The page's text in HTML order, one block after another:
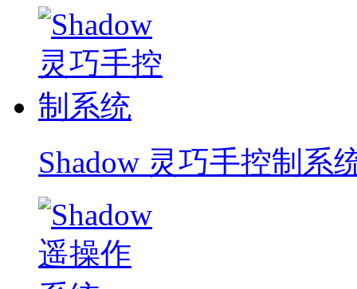
Shadow 灵巧手控制系